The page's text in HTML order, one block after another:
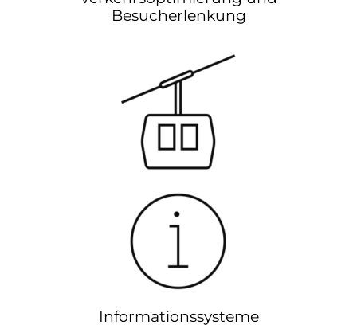
Besucherlenkung
Informationssysteme